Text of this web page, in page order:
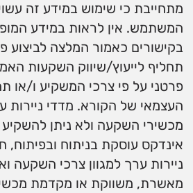
מתחייבת כי שימוש במידע זה עשוי
המשתמש. אין לראות במידע
בקישורים כאמור המלצה לביצוע
תחליף לייעוץ/שיווק השקעות
פרטני על פי צרכי המשקיע ו/או
העצמאי של הקורא. מדדי ניירות
מכשירי השקעה ולא ניתן להשקיע
אינדקס עוסקת בניתוח ובפיתוח,
ניירות ערך למגוון צרכי השקעה
מאשרת, משווקת או מקדמת